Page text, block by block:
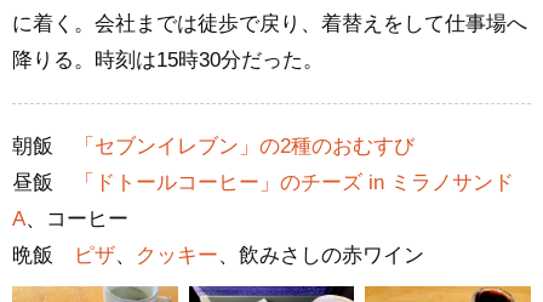
に着く。会社までは徒歩で戻り、着替えをして仕事場へ
降りる。時刻は15時30分だった。
朝飯
「セブンイレブン」の2種のおむすび
昼飯
「ドトールコーヒー」のチーズ in ミラノサンド
A、コーヒー
晩飯
ピザ、 クッキー、飲みさしの赤ワイン